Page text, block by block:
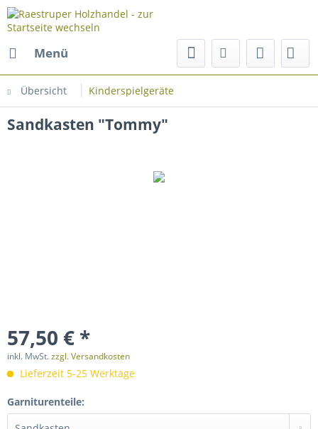
Menü
Übersicht Kinderspielgeräte
Sandkasten "Tommy"
57,50 € *
inkl. MwSt.zzgl. Versandkosten
Lieferzeit 5-25 Werktage
Garniturenteile: